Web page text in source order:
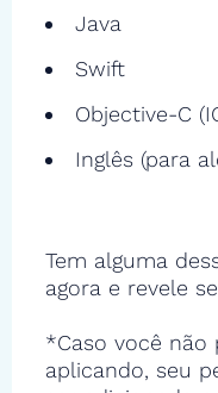
Java
Swift
Objective-C
Inglês (para
Tem alguma
agora e revele
*Caso você não
aplicando, seu